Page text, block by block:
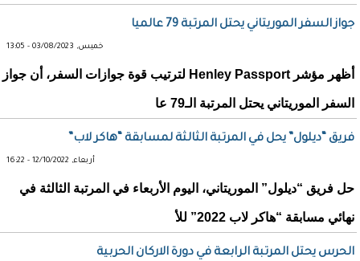
جواز السفر الموريتاني يحتل المرتبة 79 عالميا
خميس, 03/08/2023 - 13:05
أظهر مؤشر Henley Passport لترتيب قوة جوازات السفر، أن جواز
السفر الموريتاني يحتل المرتبة الـ79 عا
فريق “ديلول” يحل في المرتبة الثالثة لمسابقة “هاكر لاب”
أربعاء, 12/10/2022 - 16:22
حل فريق “ديلول” الموريتاني، اليوم الأربعاء في المرتبة الثالثة في
نهائي مسابقة “هاكر لاب 2022” للأ
الحرس يحتل المرتبة الرابعة في دورة الاركان الحربية